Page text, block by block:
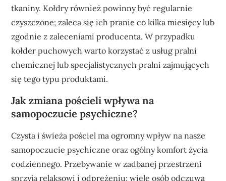
tkaniny. Kołdry również powinny być regularnie
czyszczone; zaleca się ich pranie co kilka miesięcy lub
zgodnie z zaleceniami producenta. W przypadku
kołder puchowych warto korzystać z usług pralni
chemicznej lub specjalistycznych pralni zajmujących
się tego typu produktami.
Jak zmiana pościeli wpływa na
samopoczucie psychiczne?
Czysta i świeża pościel ma ogromny wpływ na nasze
samopoczucie psychiczne oraz ogólny komfort życia
codziennego. Przebywanie w zadbanej przestrzeni
sprzyja relaksowi i odprężeniu; wiele osób odczuwa